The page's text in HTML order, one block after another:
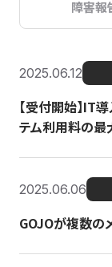
障害報
2025.06.12
【受付開始】IT
テム利用料の
2025.06.06
GOJOが複数の